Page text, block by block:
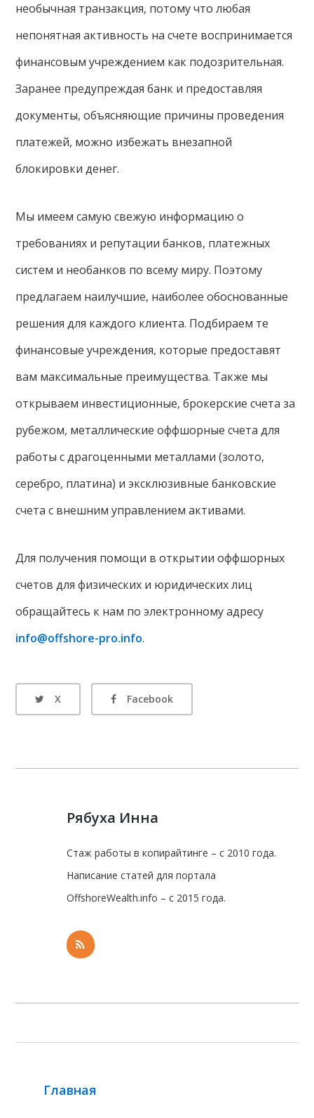
необычная транзакция, потому что любая
непонятная активность на счете воспринимается
финансовым учреждением как подозрительная.
Заранее предупреждая банк и предоставляя
документы, объясняющие причины проведения
платежей, можно избежать внезапной
блокировки денег.
Мы имеем самую свежую информацию о
требованиях и репутации банков, платежных
систем и необанков по всему миру. Поэтому
предлагаем наилучшие, наиболее обоснованные
решения для каждого клиента. Подбираем те
финансовые учреждения, которые предоставят
вам максимальные преимущества. Также мы
открываем инвестиционные, брокерские счета за
рубежом, металлические оффшорные счета для
работы с драгоценными металлами (золото,
серебро, платина) и эксклюзивные банковские
счета с внешним управлением активами.
Для получения помощи в открытии оффшорных
счетов для физических и юридических лиц
обращайтесь к нам по электронному адресу
info@offshore-pro.info.
X Facebook
Рябуха Инна
Стаж работы в копирайтинге – с 2010 года.
Написание статей для портала
OffshoreWealth.info – с 2015 года.
Главная